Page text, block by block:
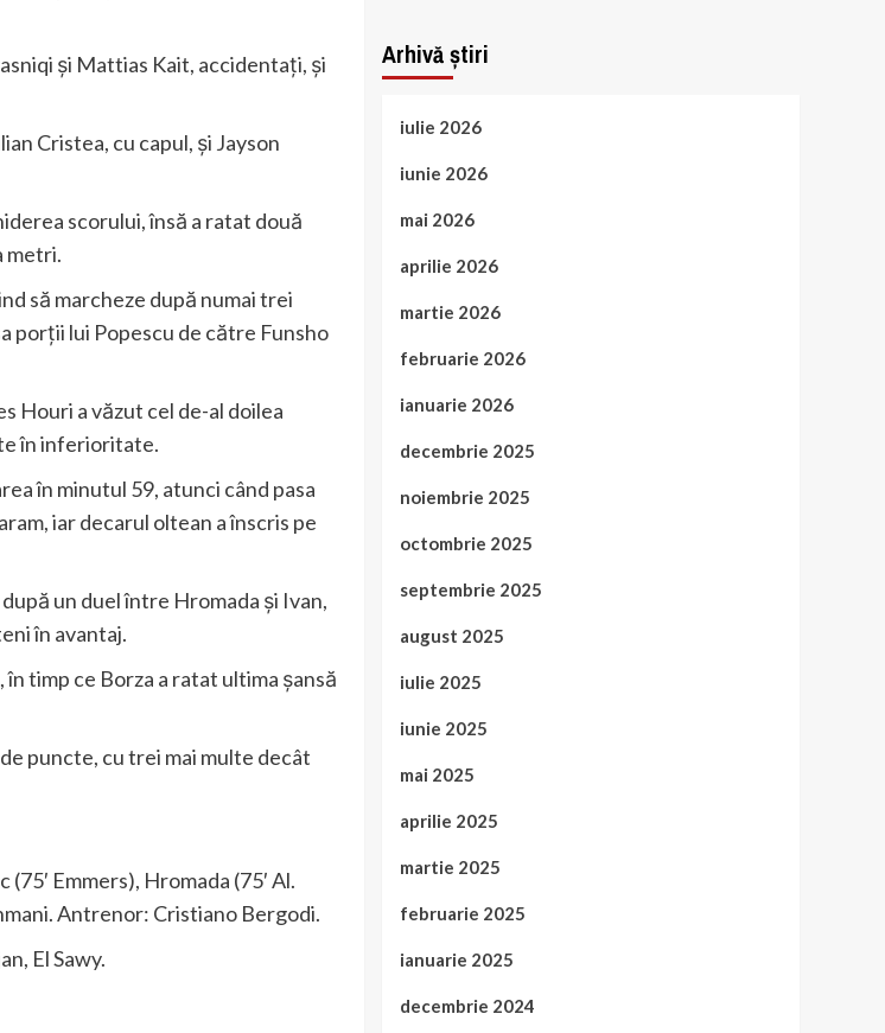
și Mattias Kait, accidentați, și
Cristea, cu capul, și Jayson
scorului, însă a ratat două
metri.
să marcheze după numai trei
porții lui Popescu de către Funsho
Houri a văzut cel de-al doilea
în inferioritate.
în minutul 59, atunci când pasa
iar decarul oltean a înscris pe
un duel între Hromada și Ivan,
în avantaj.
timp ce Borza a ratat ultima șansă
puncte, cu trei mai multe decât
Emmers), Hromada (75′ Al.
Antrenor: Cristiano Bergodi.
El Sawy.
Arhivă știri
iulie 2026
iunie 2026
mai 2026
aprilie 2026
martie 2026
februarie 2026
ianuarie 2026
decembrie 2025
noiembrie 2025
octombrie 2025
septembrie 2025
august 2025
iulie 2025
iunie 2025
mai 2025
aprilie 2025
martie 2025
februarie 2025
ianuarie 2025
decembrie 2024